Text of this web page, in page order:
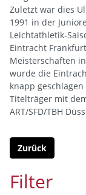
Zuletzt war dies
1991 in der
Leichtathletik-
Eintracht
Meisterschaften
wurde die
knapp
Titelträger mit
ART/SFD/TBH
Zurück
Filter